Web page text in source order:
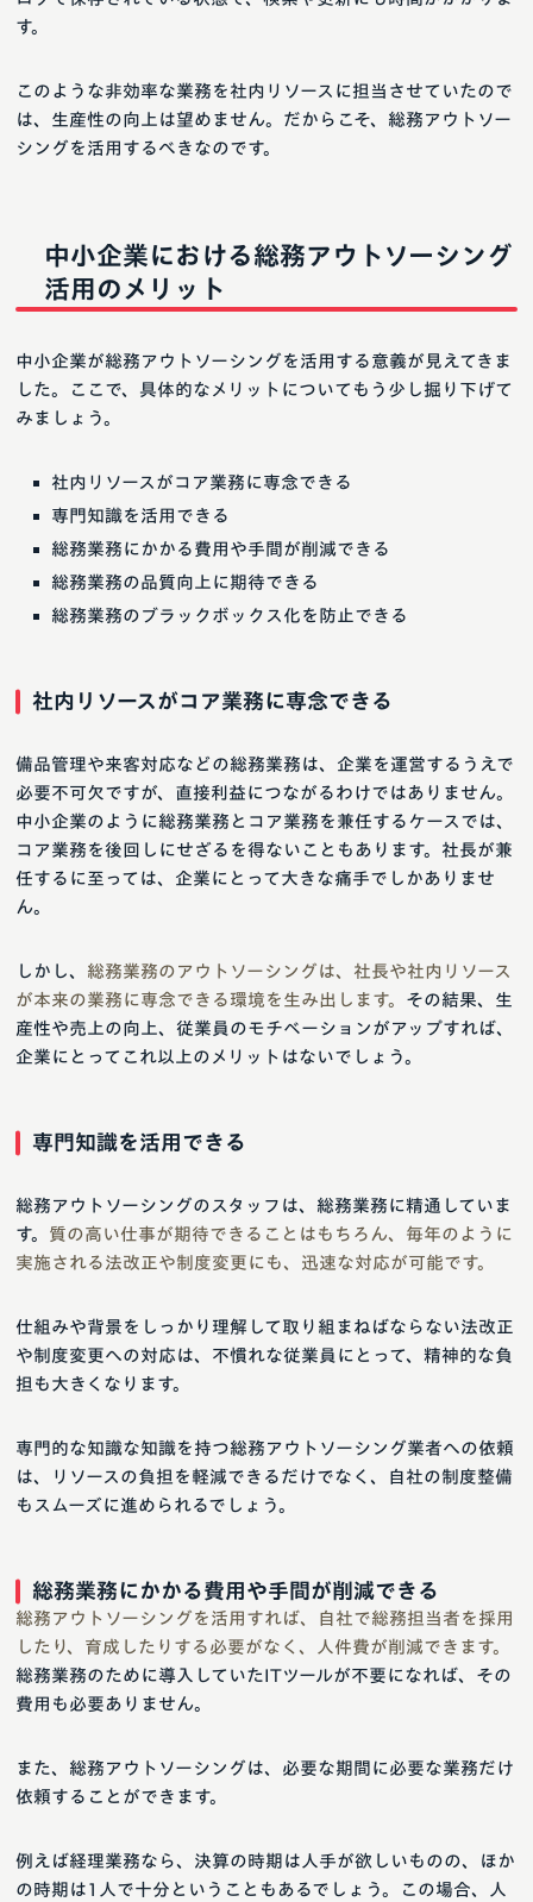
す。
このような非効率な業務を社内リソースに担当させていたので
は、生産性の向上は望めません。だからこそ、総務アウトソー
シングを活用するべきなのです。
中小企業における総務アウトソーシング
活用のメリット
中小企業が総務アウトソーシングを活用する意義が見えてきま
した。ここで、具体的なメリットについてもう少し掘り下げて
みましょう。
社内リソースがコア業務に専念できる
専門知識を活用できる
総務業務にかかる費用や手間が削減できる
総務業務の品質向上に期待できる
総務業務のブラックボックス化を防止できる
社内リソースがコア業務に専念できる
備品管理や来客対応などの総務業務は、企業を運営するうえで
必要不可欠ですが、直接利益につながるわけではありません。
中小企業のように総務業務とコア業務を兼任するケースでは、
コア業務を後回しにせざるを得ないこともあります。社長が兼
任するに至っては、企業にとって大きな痛手でしかありませ
ん。
しかし、 総務業務のアウトソーシングは、社長や社内リソース
が本来の業務に専念できる環境を生み出します。 その結果、生
産性や売上の向上、従業員のモチベーションがアップすれば、
企業にとってこれ以上のメリットはないでしょう。
専門知識を活用できる
総務アウトソーシングのスタッフは、総務業務に精通していま
す。 質の高い仕事が期待できることはもちろん、毎年のように
実施される法改正や制度変更にも、迅速な対応が可能です。
仕組みや背景をしっかり理解して取り組まねばならない法改正
や制度変更への対応は、不慣れな従業員にとって、精神的な負
担も大きくなります。
専門的な知識な知識を持つ総務アウトソーシング業者への依頼
は、リソースの負担を軽減できるだけでなく、自社の制度整備
もスムーズに進められるでしょう。
総務業務にかかる費用や手間が削減できる
総務アウトソーシングを活用すれば、自社で総務担当者を採用
したり、育成したりする必要がなく、人件費が削減できます。
総務業務のために導入していたITツールが不要になれば、その
費用も必要ありません。
また、総務アウトソーシングは、必要な期間に必要な業務だけ
依頼することができます。
例えば経理業務なら、決算の時期は人手が欲しいものの、ほか
の時期は1人で十分ということもあるでしょう。この場合、人